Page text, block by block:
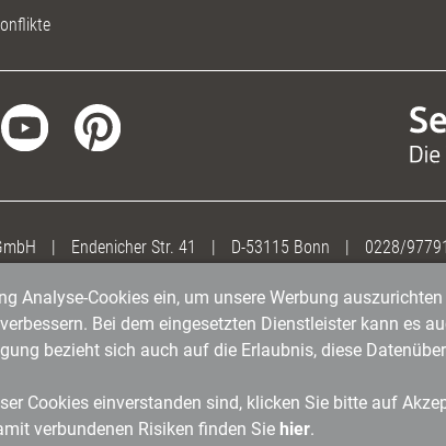
| Endenicher Str. 41 | D-53115 Bonn | 0228/
Analyse-Cookies ein, um unsere Werbung
Bei dem eingesetzten Dienstleister kann es
bezieht sich auch auf die Erlaubnis, diese
Cookies einverstanden sind, klicken Sie bitte auf
verbundenen Risiken finden Sie hier.